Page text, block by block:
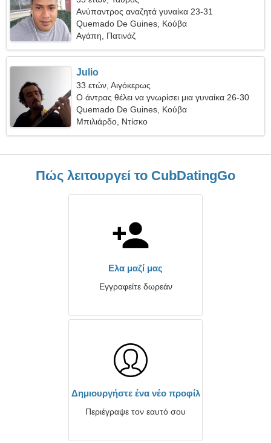
Ανύπαντρος αναζητά γυναίκα 23-31
Quemado De Guines, Κούβα
Αγάπη, Πατινάζ
Julio
33 ετών, Αιγόκερως
Ο άντρας θέλει να γνωρίσει μια γυναίκα 26-30
Quemado De Guines, Κούβα
Μπιλιάρδο, Ντίσκο
Πώς λειτουργεί το CubDatingGo
Ελα μαζί μας
Εγγραφείτε δωρεάν
Δημιουργήστε ένα νέο προφίλ
Περιέγραψε τον εαυτό σου